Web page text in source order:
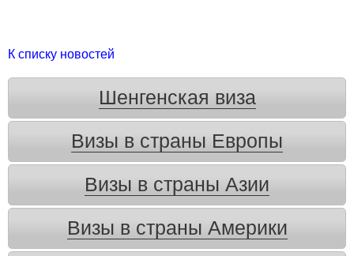
К списку новостей
Шенгенская виза
Визы в страны Европы
Визы в страны Азии
Визы в страны Америки